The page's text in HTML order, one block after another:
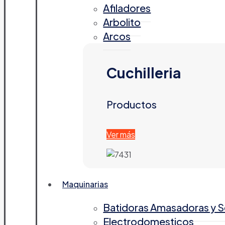
Afiladores
Arbolito
Arcos
Cuchilleria
Productos
Ver más
Maquinarias
Batidoras Amasadoras y
Electrodomesticos